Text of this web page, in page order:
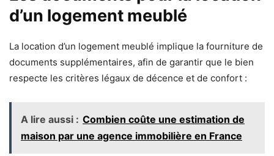
d’un logement meublé
La location d’un logement meublé implique la fourniture de
documents supplémentaires, afin de garantir que le bien
respecte les critères légaux de décence et de confort :
A lire aussi : Combien coûte une estimation de
maison par une agence immobilière en France